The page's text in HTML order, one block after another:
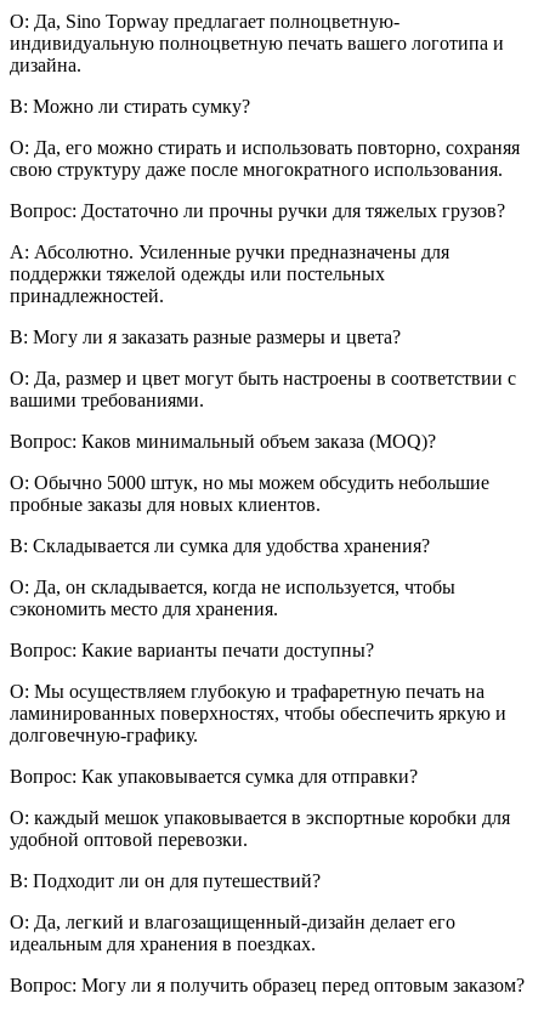
О: Да, Sino Topway предлагает полноцветную-
индивидуальную полноцветную печать вашего логотипа и
дизайна.
В: Можно ли стирать сумку?
О: Да, его можно стирать и использовать повторно, сохраняя
свою структуру даже после многократного использования.
Вопрос: Достаточно ли прочны ручки для тяжелых грузов?
А: Абсолютно. Усиленные ручки предназначены для
поддержки тяжелой одежды или постельных
принадлежностей.
В: Могу ли я заказать разные размеры и цвета?
О: Да, размер и цвет могут быть настроены в соответствии с
вашими требованиями.
Вопрос: Каков минимальный объем заказа (MOQ)?
О: Обычно 5000 штук, но мы можем обсудить небольшие
пробные заказы для новых клиентов.
В: Складывается ли сумка для удобства хранения?
О: Да, он складывается, когда не используется, чтобы
сэкономить место для хранения.
Вопрос: Какие варианты печати доступны?
О: Мы осуществляем глубокую и трафаретную печать на
ламинированных поверхностях, чтобы обеспечить яркую и
долговечную-графику.
Вопрос: Как упаковывается сумка для отправки?
О: каждый мешок упаковывается в экспортные коробки для
удобной оптовой перевозки.
В: Подходит ли он для путешествий?
О: Да, легкий и влагозащищенный-дизайн делает его
идеальным для хранения в поездках.
Вопрос: Могу ли я получить образец перед оптовым заказом?